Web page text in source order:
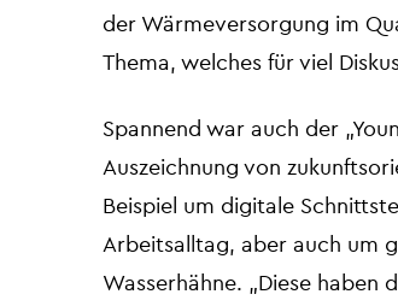
der Wärmeversorgung im
Thema, welches für viel
Spannend war auch der
Auszeichnung von
Beispiel um digitale
Arbeitsalltag, aber auch um
Wasserhähne. „Diese haben